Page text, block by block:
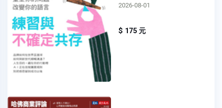
2026-08-01
$ 175 元